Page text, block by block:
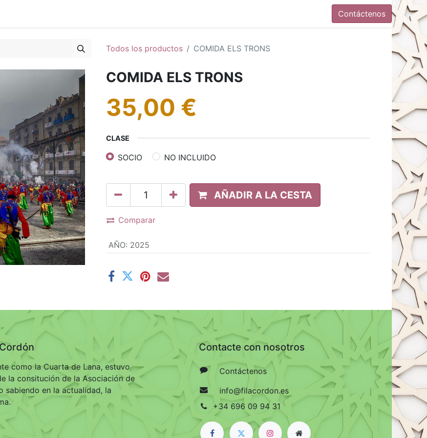
Contáctenos
Todos los productos COMIDA ELS TRONS
COMIDA ELS TRONS
35,00 €
CLASE
SOCIO NO INCLUIDO
AÑADIR A LA CESTA
Comparar
AÑO: 2025
como la Cuarta de Lana, estuvo
la consitución de la Asociación de
sabiendo en la actualidad, la
Contacte con nosotros
Contáctenos
info@filacordon.es
+34 696 09 94 31